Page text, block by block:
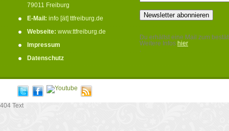
79011 Freiburg
E-Mail: info [ät] ttfreiburg.de
Webseite: www.ttfreiburg.de
Impressum
Datenschutz
Du erhältst eine Mail zum
Weitere Infos hier
.
404 Text